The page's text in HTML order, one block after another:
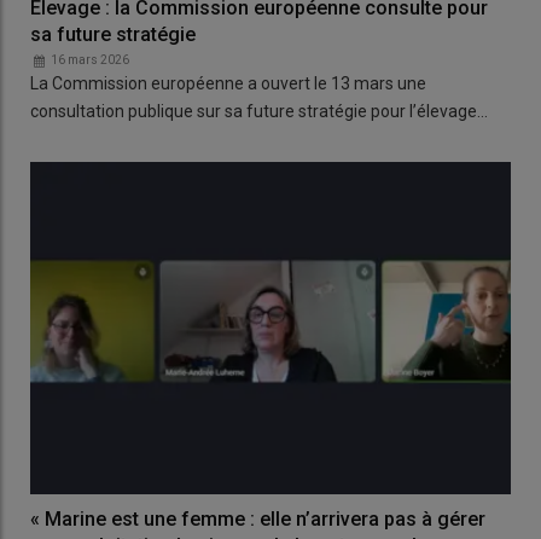
Élevage : la Commission européenne consulte pour
sa future stratégie
16 mars 2026
La Commission européenne a ouvert le 13 mars une
consultation publique sur sa future stratégie pour l’élevage…
« Marine est une femme : elle n’arrivera pas à gérer